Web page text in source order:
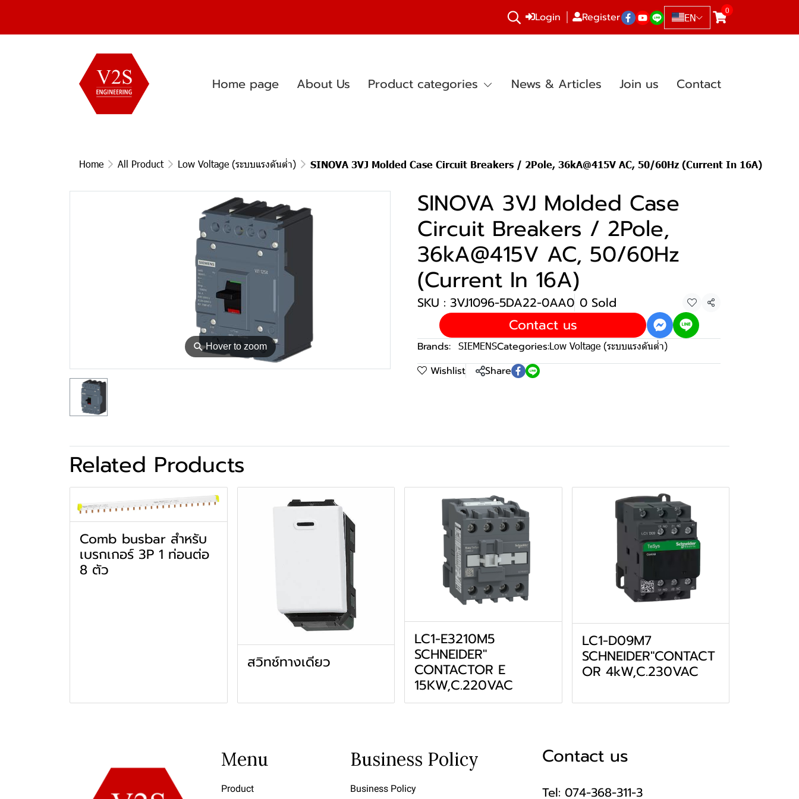
Login Register EN
0
Home page About Us Product categories News & Articles Join us Contact
Home All Product Low Voltage (ระบบแรงดันต่ำ) SINOVA 3VJ Molded Case Circuit Breakers / 2Pole, 36kA@415V AC, 50/60Hz (Current In 16A)
⚲Hover to zoom
SINOVA 3VJ Molded Case
Circuit Breakers / 2Pole,
36kA@415V AC, 50/60Hz
(Current In 16A)
SKU : 3VJ1096-5DA22-0AA0 0 Sold
Share
Contact us
Brands: SIEMENSCategories:Low Voltage (ระบบแรงดันต่ำ)
Wishlist Share
Related Products
Comb busbar สำหรับ
เบรกเกอร์ 3P 1 ท่อนต่อ
8 ตัว
สวิทช์ทางเดียว
LC1-E3210M5
SCHNEIDER"
CONTACTOR E
15KW,C.220VAC
LC1-D09M7
SCHNEIDER"CONTACT
OR 4kW,C.230VAC
Menu
Product
Business Policy
Business Policy
Contact us
Tel: 074-368-311-3